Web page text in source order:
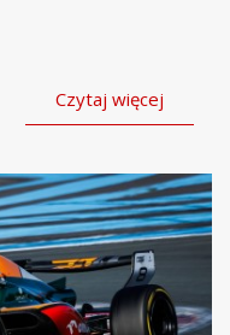
Czytaj więcej